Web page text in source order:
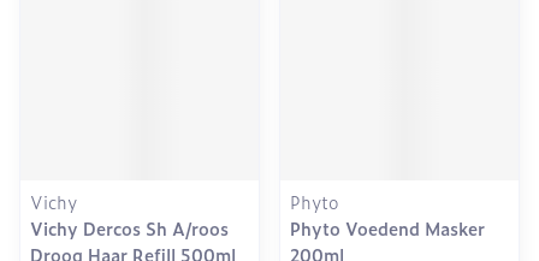
Vichy
Vichy Dercos Sh A/roos
Droog Haar Refill 500ml
Phyto
Phyto Voedend Masker
200ml